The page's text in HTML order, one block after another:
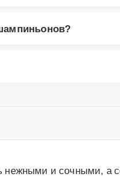
нежными и сочными,